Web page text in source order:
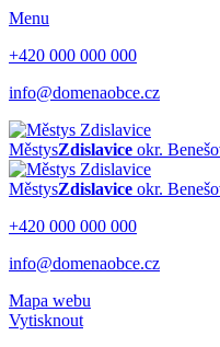
Menu
+420 000 000 000
info@domenaobce.cz
MěstysZdislavice okr.
MěstysZdislavice okr.
+420 000 000 000
info@domenaobce.cz
Mapa webu
Vytisknout